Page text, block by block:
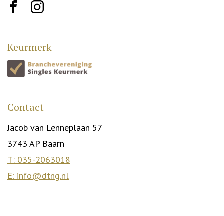
brand10 brand12
Keurmerk
Contact
Jacob van Lenneplaan 57
3743 AP Baarn
T: 035-2063018
E: info@dtng.nl